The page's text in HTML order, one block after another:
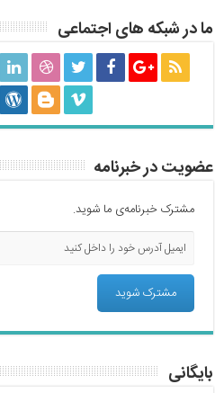
ما در شبکه های اجتماعی
عضویت در خبرنامه
مشترک خبرنامه‌ی ما شوید.
بایگانی